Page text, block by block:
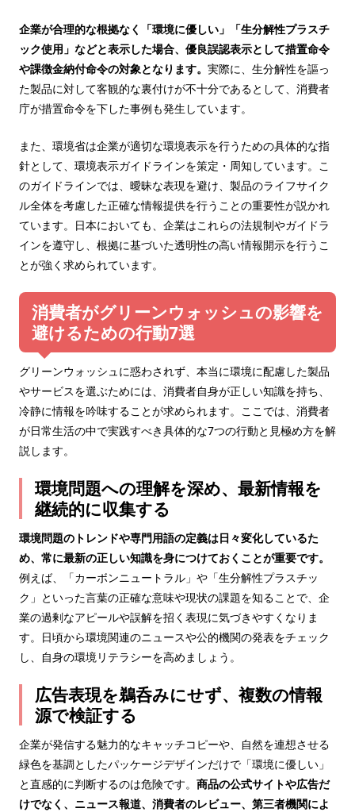
企業が合理的な根拠なく「環境に優しい」「生分解性プラスチ
ック使用」などと表示した場合、優良誤認表示として措置命令
や課徴金納付命令の対象となります。 実際に、生分解性を謳っ
た製品に対して客観的な裏付けが不十分であるとして、消費者
庁が措置命令を下した事例も発生しています。
また、環境省は企業が適切な環境表示を行うための具体的な指
針として、環境表示ガイドラインを策定・周知しています。こ
のガイドラインでは、曖昧な表現を避け、製品のライフサイク
ル全体を考慮した正確な情報提供を行うことの重要性が説かれ
ています。日本においても、企業はこれらの法規制やガイドラ
インを遵守し、根拠に基づいた透明性の高い情報開示を行うこ
とが強く求められています。
消費者がグリーンウォッシュの影響を
避けるための行動7選
グリーンウォッシュに惑わされず、本当に環境に配慮した製品
やサービスを選ぶためには、消費者自身が正しい知識を持ち、
冷静に情報を吟味することが求められます。ここでは、消費者
が日常生活の中で実践すべき具体的な7つの行動と見極め方を解
説します。
環境問題への理解を深め、最新情報を
継続的に収集する
環境問題のトレンドや専門用語の定義は日々変化しているた
め、常に最新の正しい知識を身につけておくことが重要です。
例えば、「カーボンニュートラル」や「生分解性プラスチッ
ク」といった言葉の正確な意味や現状の課題を知ることで、企
業の過剰なアピールや誤解を招く表現に気づきやすくなりま
す。日頃から環境関連のニュースや公的機関の発表をチェック
し、自身の環境リテラシーを高めましょう。
広告表現を鵜呑みにせず、複数の情報
源で検証する
企業が発信する魅力的なキャッチコピーや、自然を連想させる
緑色を基調としたパッケージデザインだけで「環境に優しい」
と直感的に判断するのは危険です。 商品の公式サイトや広告だ
けでなく、ニュース報道、消費者のレビュー、第三者機関によ